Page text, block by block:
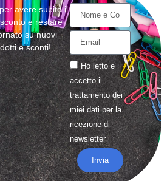
avere subito il
e restare
su nuovi
e sconti!
Ho letto e
accetto il
trattamentodei
miei dati per la
ricezione di
newsletter
Invia